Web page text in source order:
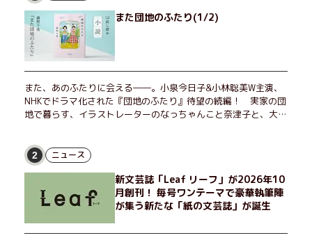
また団地のふたり(1/2)
また、あのふたりに会える――。小泉今日子&小林聡美W主演、
NHKでドラマ化された『団地のふたり』待望の続編！ 実家の団
地で暮らす、イラストレーターのなっちゃんこと奈津子と、大学
げたり、部屋でふたりだけの「台湾映画祭」を催したり。50代
独身、幼なじみの変わらぬ友情とささやかな幸せの日々を描く。
2 ニュース
新文芸誌「Leaf リーフ」が2026年10
月創刊！ 毎号ワンテーマで豪華執筆陣
が集う新たな「紙の文芸誌」が誕生